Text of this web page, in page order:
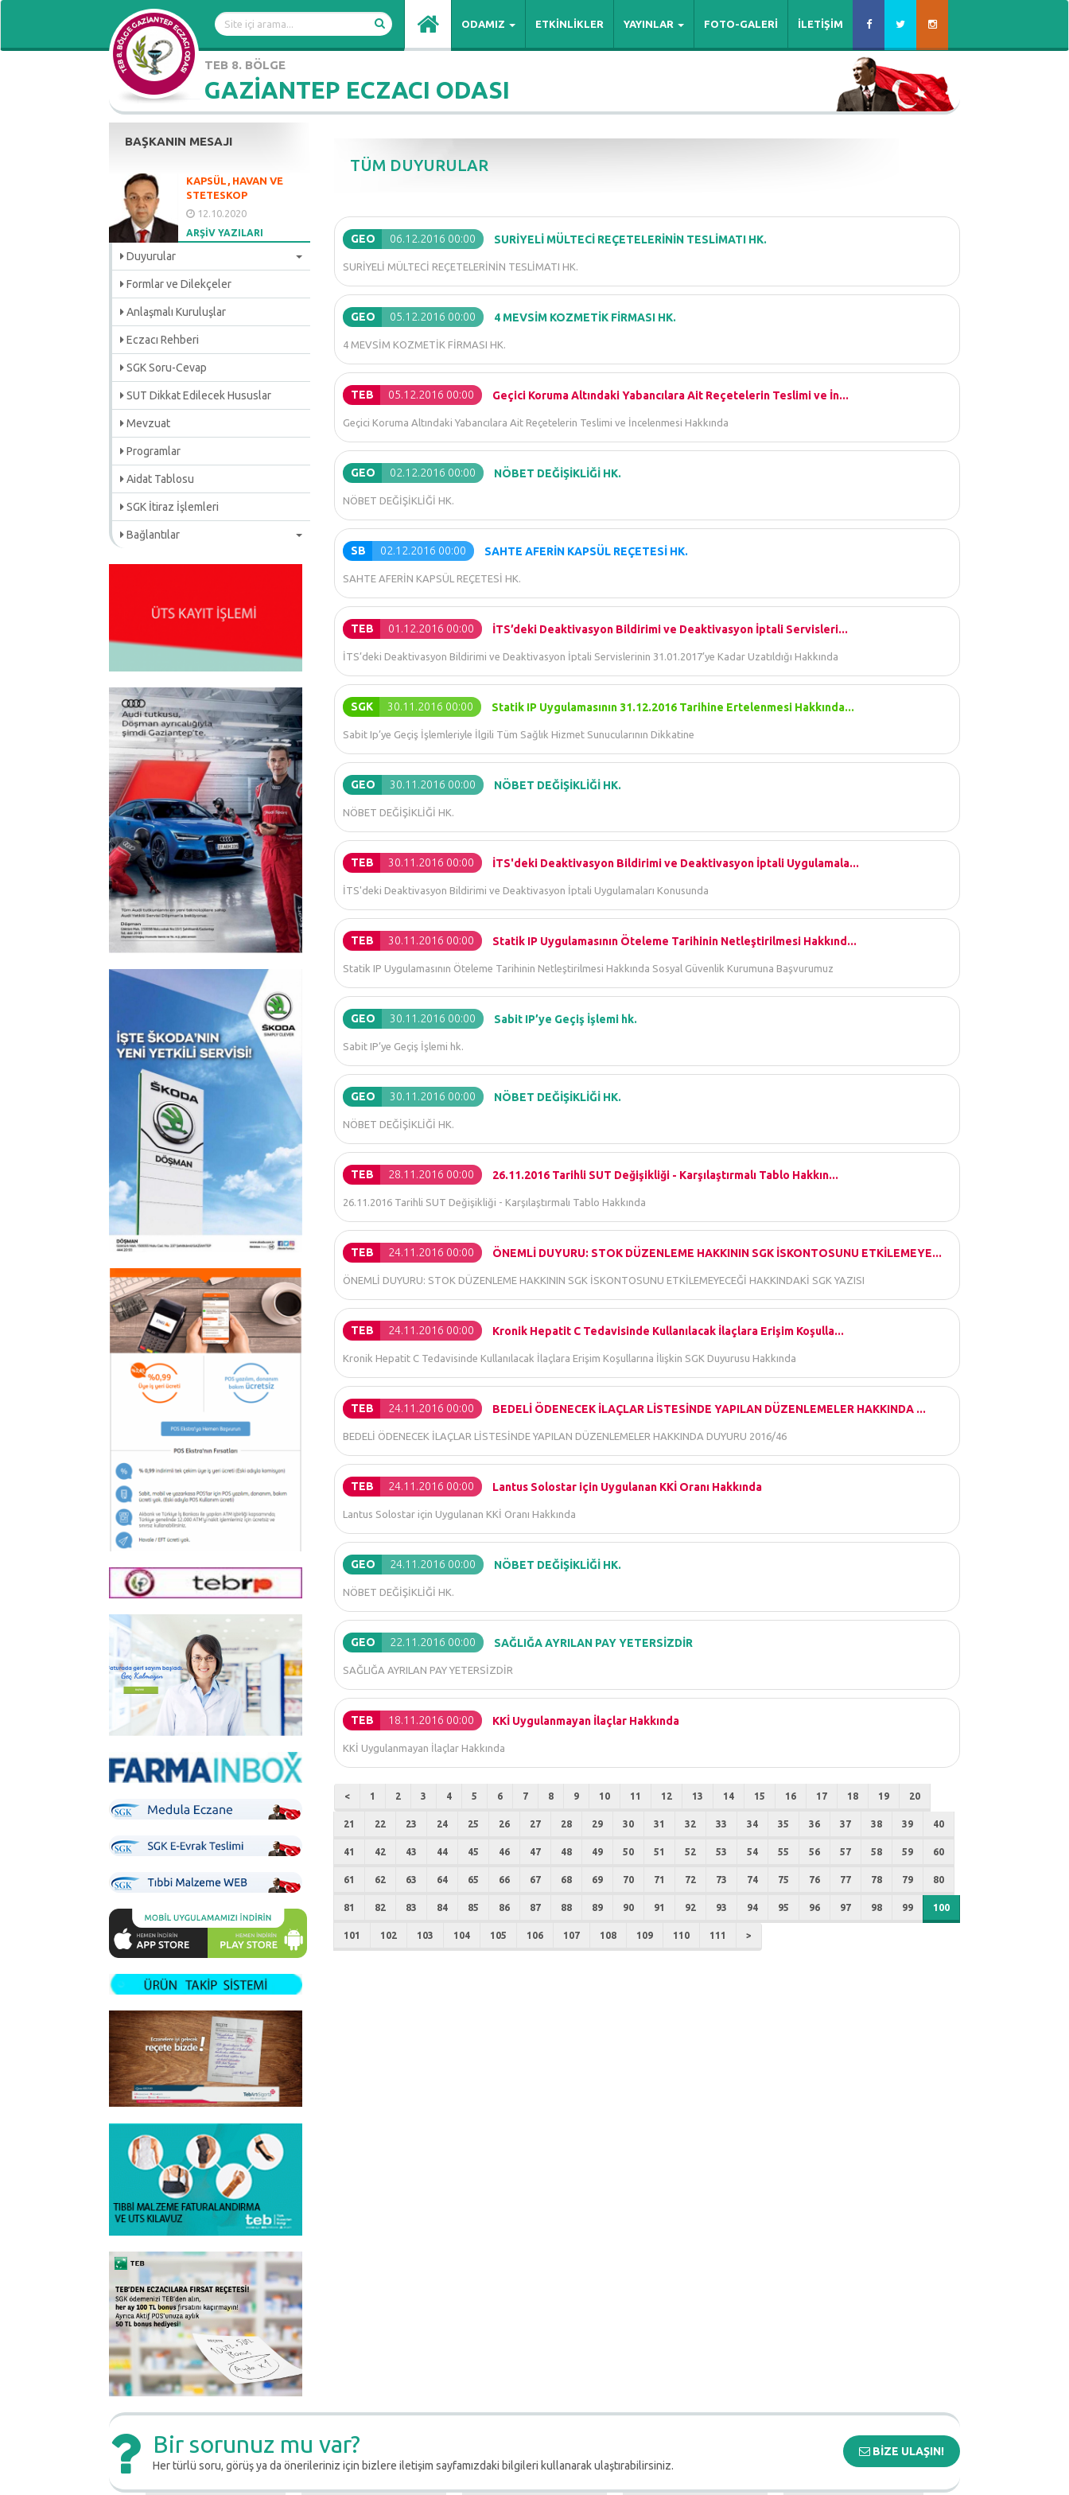
ODAMIZ ETKİNLİKLER YAYINLAR FOTO-GALERİ İLETİŞİM
TEB 8. BÖLGE
GAZİANTEP ECZACI ODASI
TÜM DUYURULAR
GEO 06.12.2016 00:00 SURİYELİ MÜLTECİ REÇETELERİNİN TESLİMATI HK.
SURİYELİ MÜLTECİ REÇETELERİNİN TESLİMATI HK.
GEO 05.12.2016 00:00 4 MEVSİM KOZMETİK FİRMASI HK.
4 MEVSİM KOZMETİK FİRMASI HK.
TEB 05.12.2016 00:00 Geçici Koruma Altındaki Yabancılara Ait Reçetelerin Teslimi ve İn...
Geçici Koruma Altındaki Yabancılara Ait Reçetelerin Teslimi ve İncelenmesi Hakkında
GEO 02.12.2016 00:00 NÖBET DEĞİŞİKLİĞİ HK.
NÖBET DEĞİŞİKLİĞİ HK.
SB 02.12.2016 00:00 SAHTE AFERİN KAPSÜL REÇETESİ HK.
SAHTE AFERİN KAPSÜL REÇETESİ HK.
TEB 01.12.2016 00:00 İTS’deki Deaktivasyon Bildirimi ve Deaktivasyon İptali Servisleri...
İTS’deki Deaktivasyon Bildirimi ve Deaktivasyon İptali Servislerinin 31.01.2017’ye Kadar Uzatıldığı Hakkında
SGK 30.11.2016 00:00 Statik IP Uygulamasının 31.12.2016 Tarihine Ertelenmesi Hakkında...
Sabit Ip’ye Geçiş İşlemleriyle İlgili Tüm Sağlık Hizmet Sunucularının Dikkatine
GEO 30.11.2016 00:00 NÖBET DEĞİŞİKLİĞİ HK.
NÖBET DEĞİŞİKLİĞİ HK.
TEB 30.11.2016 00:00 İTS'deki Deaktivasyon Bildirimi ve Deaktivasyon İptali Uygulamala...
İTS'deki Deaktivasyon Bildirimi ve Deaktivasyon İptali Uygulamaları Konusunda
TEB 30.11.2016 00:00 Statik IP Uygulamasının Öteleme Tarihinin Netleştirilmesi Hakkınd...
Statik IP Uygulamasının Öteleme Tarihinin Netleştirilmesi Hakkında Sosyal Güvenlik Kurumuna Başvurumuz
GEO 30.11.2016 00:00 Sabit IP’ye Geçiş İşlemi hk.
Sabit IP’ye Geçiş İşlemi hk.
GEO 30.11.2016 00:00 NÖBET DEĞİŞİKLİĞİ HK.
NÖBET DEĞİŞİKLİĞİ HK.
TEB 28.11.2016 00:00 26.11.2016 Tarihli SUT Değişikliği - Karşılaştırmalı Tablo Hakkın...
26.11.2016 Tarihli SUT Değişikliği - Karşılaştırmalı Tablo Hakkında
TEB 24.11.2016 00:00 ÖNEMLİ DUYURU: STOK DÜZENLEME HAKKININ SGK İSKONTOSUNU ETKİLEMEYE...
ÖNEMLİ DUYURU: STOK DÜZENLEME HAKKININ SGK İSKONTOSUNU ETKİLEMEYECEĞİ HAKKINDAKİ SGK YAZISI
TEB 24.11.2016 00:00 Kronik Hepatit C Tedavisinde Kullanılacak İlaçlara Erişim Koşulla...
Kronik Hepatit C Tedavisinde Kullanılacak İlaçlara Erişim Koşullarına İlişkin SGK Duyurusu Hakkında
TEB 24.11.2016 00:00 BEDELİ ÖDENECEK İLAÇLAR LİSTESİNDE YAPILAN DÜZENLEMELER HAKKINDA ...
BEDELİ ÖDENECEK İLAÇLAR LİSTESİNDE YAPILAN DÜZENLEMELER HAKKINDA DUYURU 2016/46
TEB 24.11.2016 00:00 Lantus Solostar için Uygulanan KKİ Oranı Hakkında
Lantus Solostar için Uygulanan KKİ Oranı Hakkında
GEO 24.11.2016 00:00 NÖBET DEĞİŞİKLİĞİ HK.
NÖBET DEĞİŞİKLİĞİ HK.
GEO 22.11.2016 00:00 SAĞLIĞA AYRILAN PAY YETERSİZDİR
SAĞLIĞA AYRILAN PAY YETERSİZDİR
TEB 18.11.2016 00:00 KKİ Uygulanmayan İlaçlar Hakkında
KKİ Uygulanmayan İlaçlar Hakkında
< 1 2 3 4 5 6 7 8 9 10 11 12 13 14 15 16 17 18 19 20
21 22 23 24 25 26 27 28 29 30 31 32 33 34 35 36 37 38 39 40
41 42 43 44 45 46 47 48 49 50 51 52 53 54 55 56 57 58 59 60
61 62 63 64 65 66 67 68 69 70 71 72 73 74 75 76 77 78 79 80
81 82 83 84 85 86 87 88 89 90 91 92 93 94 95 96 97 98 99 100
101 102 103 104 105 106 107 108 109 110 111 >
BAŞKANIN MESAJI
KAPSÜL, HAVAN VE
STETESKOP
12.10.2020
ARŞİV YAZILARI
Duyurular
Formlar ve Dilekçeler
Anlaşmalı Kuruluşlar
Eczacı Rehberi
SGK Soru-Cevap
SUT Dikkat Edilecek Hususlar
Mevzuat
Programlar
Aidat Tablosu
SGK İtiraz İşlemleri
Bağlantılar
Bir sorunuz mu var?
Her türlü soru, görüş ya da önerileriniz için bizlere iletişim sayfamızdaki bilgileri kullanarak ulaştırabilirsiniz.
BİZE ULAŞIN!